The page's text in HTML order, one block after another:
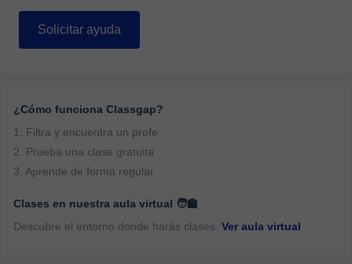
Solicitar ayuda
¿Cómo funciona Classgap?
1. Filtra y encuentra un profe
2. Prueba una clase gratuita
3. Aprende de forma regular
Clases en nuestra aula virtual 🧑‍🏫
Descubre el entorno donde harás clases. Ver aula virtual